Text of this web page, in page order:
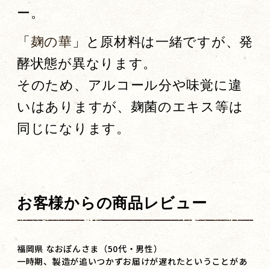
ー。
「 麹の華 」と原材料は一緒ですが、発
酵状態が異なります。
そのため、アルコール分や味覚に違
いはありますが、麹菌のエキス等は
同じになります。
お客様からの商品レビュー
福岡県 なおぽんさま（50代・男性）
一時期、製造が追いつかずお届けが遅れたということがあ